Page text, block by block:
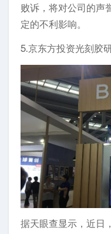
败诉，将对公司的声
定的不利影响。
5.京东方投资光刻胶
据天眼查显示，近日